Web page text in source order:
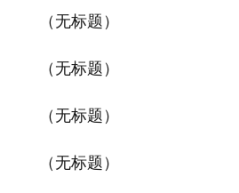
（无标题）
（无标题）
（无标题）
（无标题）